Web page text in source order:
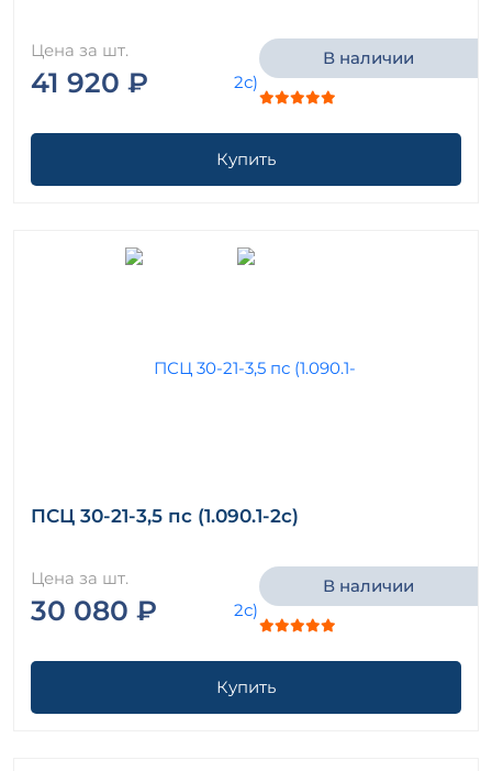
Цена за шт.
41 920 ₽
В наличии
Купить
ПСЦ 30-21-3,5 пс (1.090.1-2с)
Цена за шт.
30 080 ₽
В наличии
Купить